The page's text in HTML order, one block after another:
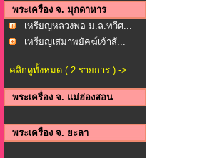
พระเครื่อง จ. มุกดาหาร
เหรียญหลวงพ่อ ม.ล.ทวีศ...
เหรียญเสมาพยัคฆ์เจ้าสั...
คลิกดูทั้งหมด ( 2 รายการ ) ->
พระเครื่อง จ. แม่ฮ่องสอน
พระเครื่อง จ. ยะลา